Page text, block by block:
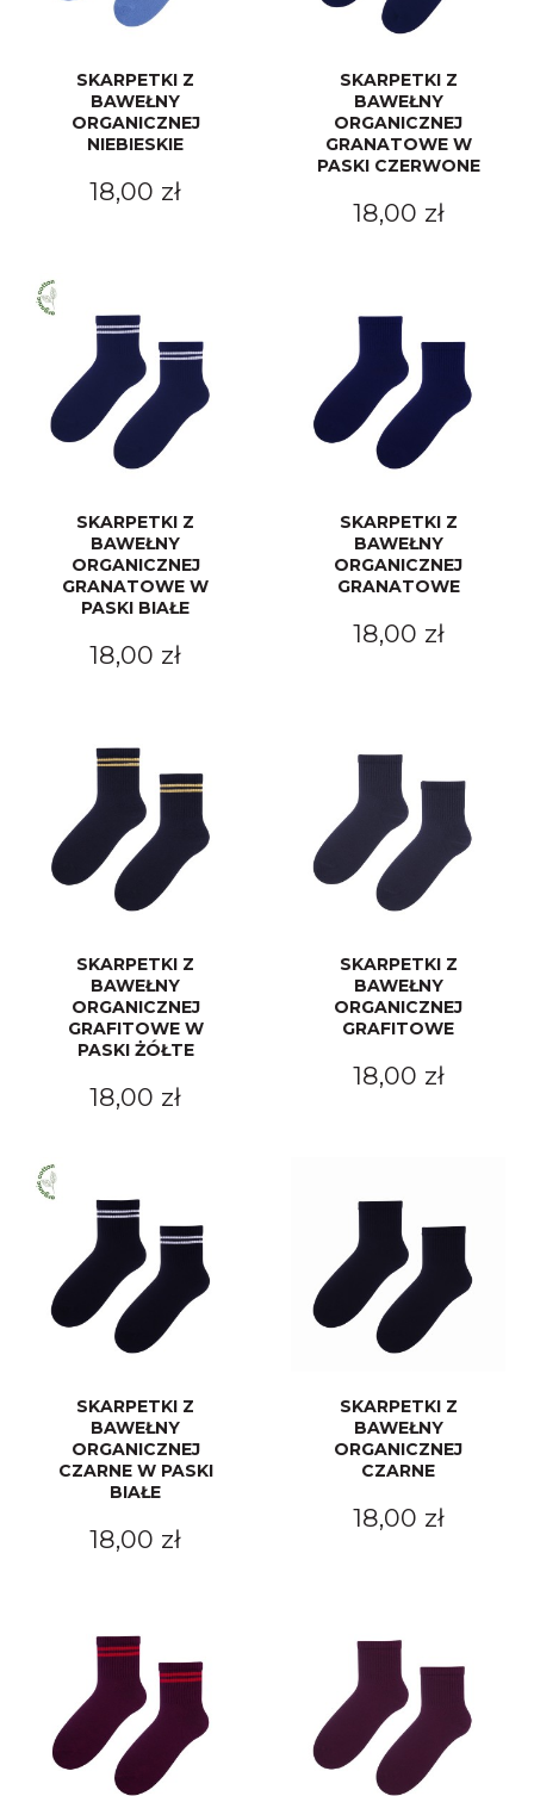
SKARPETKI Z
BAWEŁNY
ORGANICZNEJ
NIEBIESKIE
18,00 zł
SKARPETKI Z
BAWEŁNY
ORGANICZNEJ
GRANATOWE W
PASKI CZERWONE
18,00 zł
SKARPETKI Z
BAWEŁNY
ORGANICZNEJ
GRANATOWE W
PASKI BIAŁE
18,00 zł
SKARPETKI Z
BAWEŁNY
ORGANICZNEJ
GRANATOWE
18,00 zł
SKARPETKI Z
BAWEŁNY
ORGANICZNEJ
GRAFITOWE W
PASKI ŻÓŁTE
18,00 zł
SKARPETKI Z
BAWEŁNY
ORGANICZNEJ
GRAFITOWE
18,00 zł
SKARPETKI Z
BAWEŁNY
ORGANICZNEJ
CZARNE W PASKI
BIAŁE
18,00 zł
SKARPETKI Z
BAWEŁNY
ORGANICZNEJ
CZARNE
18,00 zł